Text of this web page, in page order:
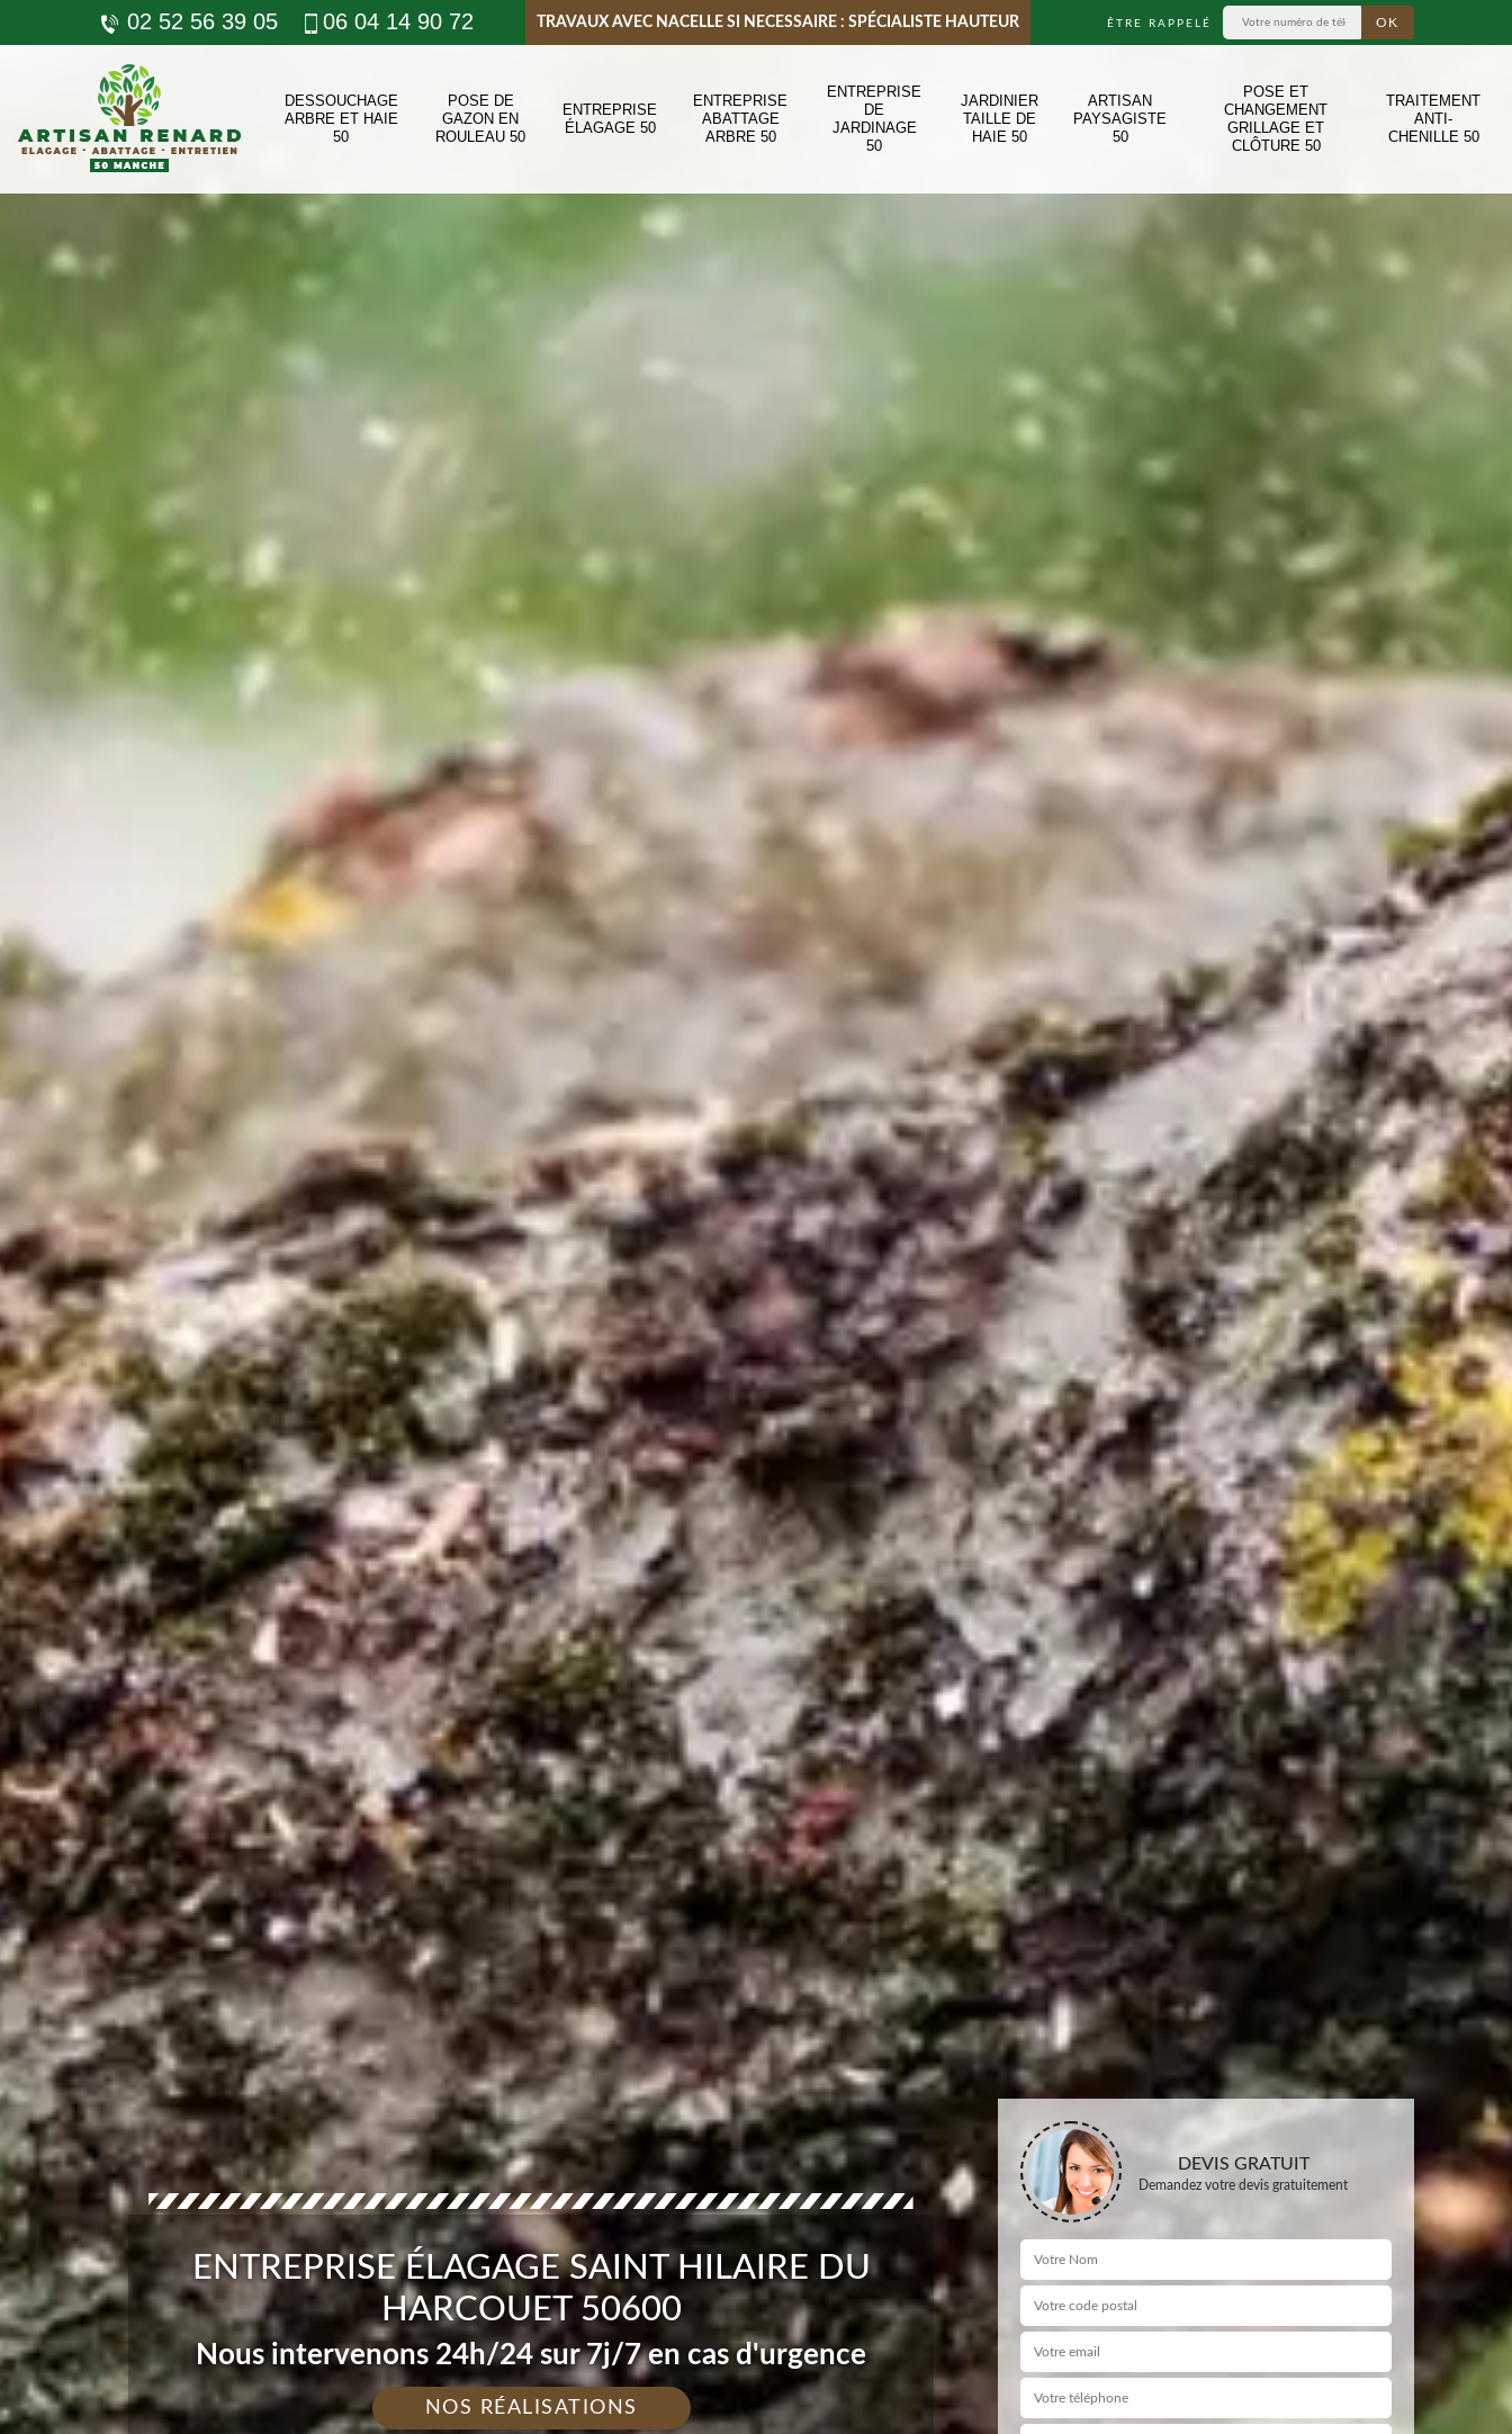
02 52 56 39 05 06 04 14 90 72 TRAVAUX AVEC NACELLE SI NECESSAIRE : SPÉCIALISTE HAUTEUR ÊTRE RAPPELÉ
DESSOUCHAGE
ARBRE ET HAIE
50
POSE DE
GAZON EN
ROULEAU 50
ENTREPRISE
ÉLAGAGE 50
ENTREPRISE
ABATTAGE
ARBRE 50
ENTREPRISE
DE
JARDINAGE
50
JARDINIER
TAILLE DE
HAIE 50
ARTISAN
PAYSAGISTE
50
POSE ET
CHANGEMENT
GRILLAGE ET
CLÔTURE 50
TRAITEMENT
ANTI-
CHENILLE 50
ENTREPRISE ÉLAGAGE SAINT HILAIRE DU
HARCOUET 50600
Nous intervenons 24h/24 sur 7j/7 en cas d'urgence
NOS RÉALISATIONS
DEVIS GRATUIT
Demandez votre devis gratuitement